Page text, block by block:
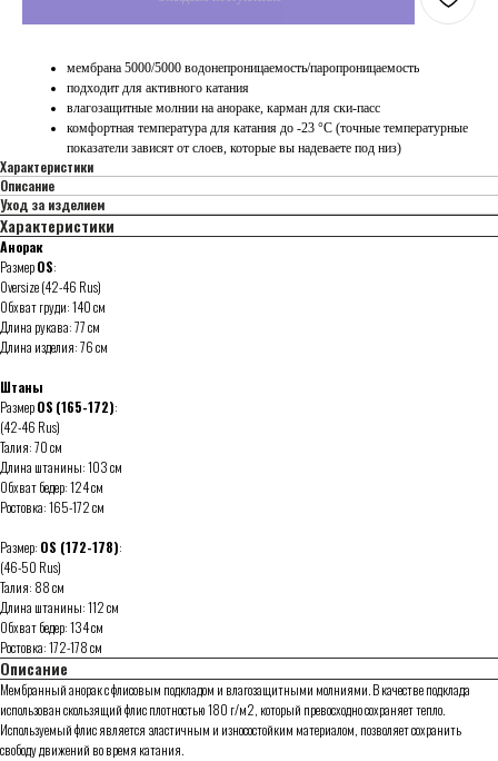
мембрана 5000/5000 водонепроницаемость/паропроницаемость
подходит для активного катания
влагозащитные молнии на анораке, карман для ски-пасс
комфортная температура для катания до -23 °C (точные температурные
показатели зависят от слоев, которые вы надеваете под низ)
Характеристики
Описание
Уход за изделием
Характеристики
Анорак
РазмерOS:
Oversize (42-46 Rus)
Обхват груди: 140 см
Длина рукава: 77 см
Длина изделия: 76 см
Штаны
РазмерOS (165-172):
(42-46 Rus)
Талия: 70 см
Длина штанины: 103 см
Обхват бедер: 124 см
Ростовка: 165-172 см
Размер: OS (172-178):
(46-50 Rus)
Талия: 88 см
Длина штанины: 112 см
Обхват бедер: 134 см
Ростовка: 172-178 см
Описание
Мембранный анорак с флисовым подкладом и влагозащитными молниями. В качестве подклада
использован скользящий флис плотностью 180 г/м2, который превосходно сохраняет тепло.
Используемый флис является эластичным и износостойким материалом, позволяет сохранить
свободу движений во время катания.